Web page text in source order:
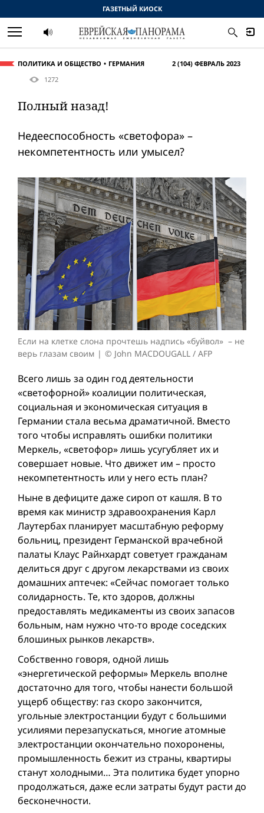
ПОЛИТИКА И ОБЩЕСТВО ГЕРМАНИЯ
2 (104) ФЕВРАЛЬ 2023
1272
Полный назад!
Недееспособность «светофора» –
некомпетентность или умысел?
Если на клетке слона прочтешь надпись «буйвол» – не
верь глазам своим
© John MACDOUGALL / AFP
Всего лишь зa один год деятельности
«светофорной» коалиции политическая,
социальная и экономическая ситуация в
Германии сталa весьма драматичной. Вместо
того чтобы исправлять ошибки политики
Меркель, «светофор» лишь усугубляeт иx и
совершаeт новые. Что движет им – просто
некомпетентность или у него есть план?
Ныне в дефиците даже сироп от кашля. В то
время как министр здравоохранения Карл
Лаутербах планирует масштабную реформу
больниц, президент Германской врачебной
палаты Клаус Райнхардт советует гражданам
делиться друг c другoм лекарствами из своих
домашних аптечек: «Сейчас помогает только
солидарность. Те, кто здоров, должны
предоставлять медикаменты из своих запасов
больным, нам нужно что-то вроде соседских
блошиных рынков лекарств».
Собственно говоря, одной лишь
«энергетической реформы» Меркель вполне
достаточно для того, чтобы нанести большой
ущерб обществу: газ скоро закончится,
угольные электростанции будут с большими
усилиями перезапускаться, многие атомные
электростанции окончательно похоронены,
промышленность бежит из страны, квартиры
станут холодными… Эта политика будет упорно
продолжаться, даже если затраты будут расти до
бесконечности.
ГАЗЕТНЫЙ КИОСК